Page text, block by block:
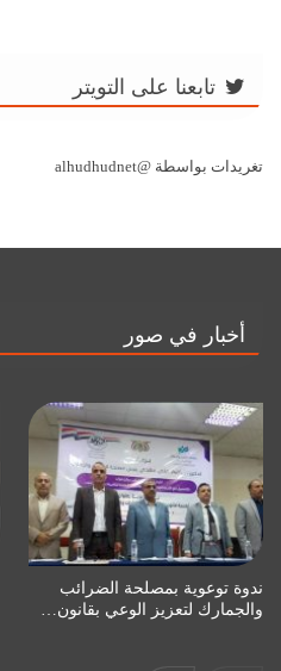
تابعنا على التويتر
تغريدات بواسطة @alhudhudnet
أخبار في صور
ندوة توعوية بمصلحة الضرائب
والجمارك لتعزيز الوعي بقانون…